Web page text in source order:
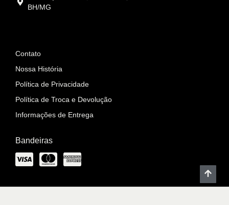
BH/MG
Contato
Nossa História
Política de Privacidade
Política de Troca e Devolução
Informações de Entrega
Bandeiras